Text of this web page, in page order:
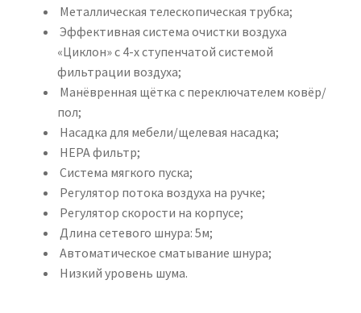
Металлическая телескопическая трубка;
Эффективная система очистки воздуха
«Циклон» с 4-х ступенчатой системой
фильтрации воздуха;
Манёвренная щётка с переключателем ковёр/
пол;
Насадка для мебели/щелевая насадка;
НЕРА фильтр;
Система мягкого пуска;
Регулятор потока воздуха на ручке;
Регулятор скорости на корпусе;
Длина сетевого шнура: 5м;
Автоматическое сматывание шнура;
Низкий уровень шума.